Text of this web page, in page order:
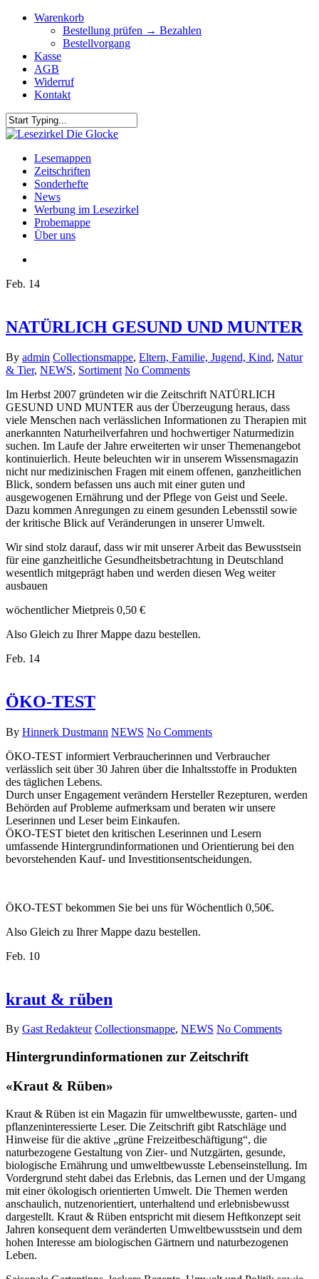
Skip
content
Warenkorb
Bestellung prüfen → Bezahlen
Bestellvorgang
Kasse
AGB
Widerruf
Kontakt
Close
search
Menu
Lesemappen
Zeitschriften
Sonderhefte
News
Werbung im Lesezirkel
Probemappe
Über uns
Feb. 14
NATÜRLICH GESUND UND MUNTER
By admin Collectionsmappe, Eltern, Familie, Jugend, Kind, Natur
& Tier, NEWS, Sortiment No Comments
Im Herbst 2007 gründeten wir die Zeitschrift NATÜRLICH
GESUND UND MUNTER aus der Überzeugung heraus, dass
viele Menschen nach verlässlichen Informationen zu Therapien mit
anerkannten Naturheilverfahren und hochwertiger Naturmedizin
suchen. Im Laufe der Jahre erweiterten wir unser Themenangebot
kontinuierlich. Heute beleuchten wir in unserem Wissensmagazin
nicht nur medizinischen Fragen mit einem offenen, ganzheitlichen
Blick, sondern befassen uns auch mit einer guten und
ausgewogenen Ernährung und der Pflege von Geist und Seele.
Dazu kommen Anregungen zu einem gesunden Lebensstil sowie
der kritische Blick auf Veränderungen in unserer Umwelt.
Wir sind stolz darauf, dass wir mit unserer Arbeit das Bewusstsein
für eine ganzheitliche Gesundheitsbetrachtung in Deutschland
wesentlich mitgeprägt haben und werden diesen Weg weiter
ausbauen
wöchentlicher Mietpreis 0,50 €
Also Gleich zu Ihrer Mappe dazu bestellen.
Feb. 14
ÖKO-TEST
By Hinnerk Dustmann NEWS No Comments
ÖKO-TEST informiert Verbraucherinnen und Verbraucher
verlässlich seit über 30 Jahren über die Inhaltsstoffe in Produkten
des täglichen Lebens.
Durch unser Engagement verändern Hersteller Rezepturen, werden
Behörden auf Probleme aufmerksam und beraten wir unsere
Leserinnen und Leser beim Einkaufen.
ÖKO-TEST bietet den kritischen Leserinnen und Lesern
umfassende Hintergrundinformationen und Orientierung bei den
bevorstehenden Kauf- und Investitionsentscheidungen.
ÖKO-TEST bekommen Sie bei uns für Wöchentlich 0,50€.
Also Gleich zu Ihrer Mappe dazu bestellen.
Feb. 10
kraut & rüben
By Gast Redakteur Collectionsmappe, NEWS No Comments
Hintergrundinformationen zur Zeitschrift
«Kraut & Rüben»
Kraut & Rüben ist ein Magazin für umweltbewusste, garten- und
pflanzeninteressierte Leser. Die Zeitschrift gibt Ratschläge und
Hinweise für die aktive „grüne Freizeitbeschäftigung“, die
naturbezogene Gestaltung von Zier- und Nutzgärten, gesunde,
biologische Ernährung und umweltbewusste Lebenseinstellung. Im
Vordergrund steht dabei das Erlebnis, das Lernen und der Umgang
mit einer ökologisch orientierten Umwelt. Die Themen werden
anschaulich, nutzenorientiert, unterhaltend und erlebnisbewusst
dargestellt. Kraut & Rüben entspricht mit diesem Heftkonzept seit
Jahren konsequent dem veränderten Umweltbewusstsein und dem
hohen Interesse am biologischen Gärtnern und naturbezogenen
Leben.